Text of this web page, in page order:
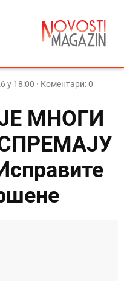
у 18:00 · Коментари: 0
МНОГИ